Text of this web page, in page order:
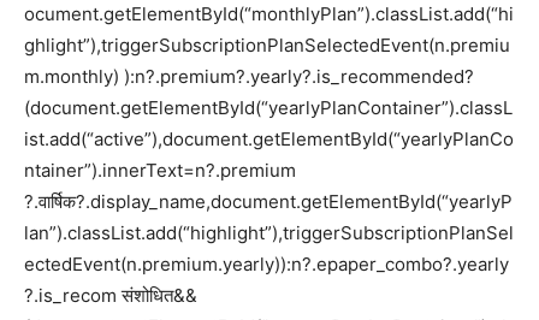
ocument.getElementById(“monthlyPlan”).classList.add(“hi
ghlight”),triggerSubscriptionPlanSelectedEvent(n.premiu
m.monthly) ):n?.premium?.yearly?.is_recommended?
(document.getElementById(“yearlyPlanContainer”).classL
ist.add(“active”),document.getElementById(“yearlyPlanCo
ntainer”).innerText=n?.premium
?.वार्षिक?.display_name,document.getElementById(“yearlyP
lan”).classList.add(“highlight”),triggerSubscriptionPlanSel
ectedEvent(n.premium.yearly)):n?.epaper_combo?.yearly
?.is_recom संशोधित&&